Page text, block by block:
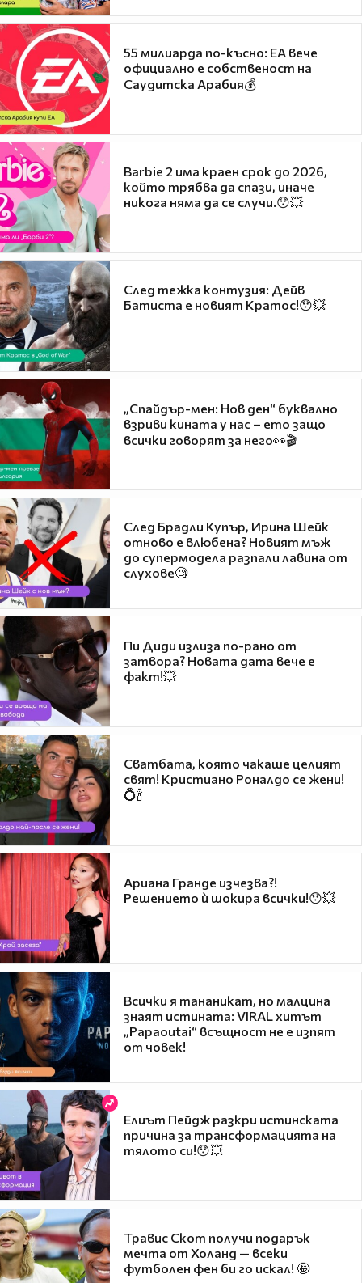
55 милиарда по-късно: EA вече
официално е собственост на
Саудитска Арабия💰
Barbie 2 има краен срок до 2026,
който трябва да спази, иначе
никога няма да се случи.😯💥
След тежка контузия: Дейв
Батиста е новият Кратос!😯💥
„Спайдър-мен: Нов ден“ буквално
взриви кината у нас – ето защо
всички говорят за него👀🎬
След Брадли Купър, Ирина Шейк
отново е влюбена? Новият мъж
до супермодела разпали лавина от
слухове🧐
Пи Диди излиза по-рано от
затвора? Новата дата вече е
факт!💥
Сватбата, която чакаше целият
свят! Кристиано Роналдо се жени!
💍🍾
Ариана Гранде изчезва?!
Решението ѝ шокира всички!😯💥
Всички я тананикат, но малцина
знаят истината: VIRAL хитът
„Papaoutai“ всъщност не е изпят
от човек!
Елиът Пейдж разкри истинската
причина за трансформацията на
тялото си!😯💥
Травис Скот получи подарък
мечта от Холанд — всеки
футболен фен би го искал! 🤩